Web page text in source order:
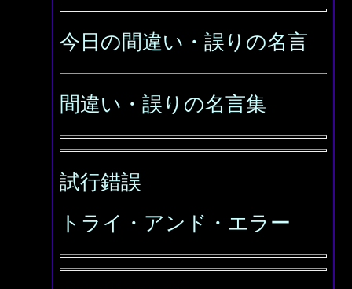
今日の間違い・誤りの名言
間違い・誤りの名言集
試行錯誤
トライ・アンド・エラー